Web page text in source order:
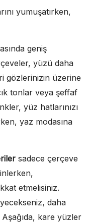
yumuşatırken,
geniş
yüzü daha
gözlerinizin üzerine
tonlar veya şeffaf
yüz hatlarınızı
yaz modasına
sadece çerçeve
etmelisiniz.
daha
kare yüzler